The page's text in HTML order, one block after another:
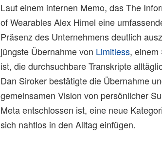
Laut einem internen Memo, das The
of Wearables Alex Himel eine
Präsenz des Unternehmens deutlich
jüngste Übernahme von Limitless, einem
ist, die durchsuchbare Transkripte
Dan Siroker bestätigte die Übernahme
gemeinsamen Vision von persönlicher
Meta entschlossen ist, eine neue
sich nahtlos in den Alltag einfügen.